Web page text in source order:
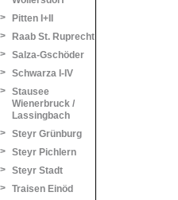
>
Pitten I+II
>
Raab St. Ruprecht
> Salza-Gschöder
> Schwarza I-IV
> Stausee
Wienerbruck /
Lassingbach
> Steyr Grünburg
> Steyr Pichlern
> Steyr Stadt
> Traisen Einöd